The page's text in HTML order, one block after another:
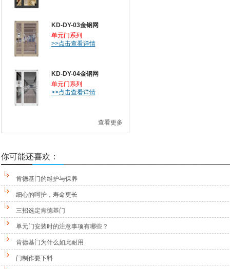
KD-DY-03金钢网
单元门系列
>>点击查看详情
KD-DY-04金钢网
单元门系列
>>点击查看详情
查看更多
你可能还喜欢：
肯德基门的维护与保养
细心的呵护，寿命更长
三招选定肯德基门
单元门安装时的注意事项有哪些？
肯德基门为什么如此耐用
门制作要下料